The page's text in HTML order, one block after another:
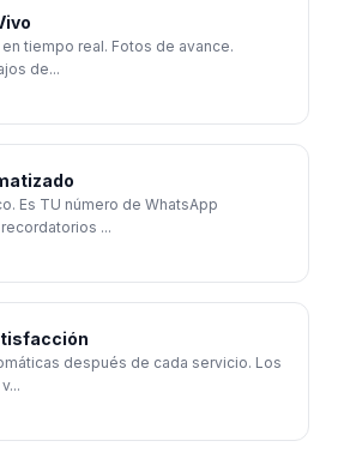
tiempo real. Fotos de avance.
de...
Es TU número de WhatsApp
...
después de cada servicio. Los
...